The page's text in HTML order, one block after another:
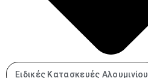
Ειδικές Κατασκευές Αλουμινίου